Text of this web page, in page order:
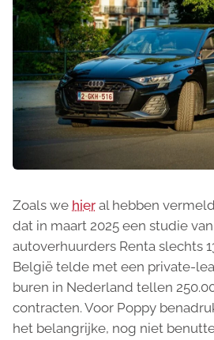
Zoals we hier al hebben
dat in maart 2025 een studie
autoverhuurders Renta slechts
België telde met een private-
buren in Nederland tellen
contracten. Voor Poppy
het belangrijke, nog niet